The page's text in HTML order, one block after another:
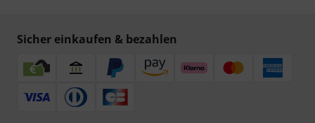
Sicher einkaufen & bezahlen